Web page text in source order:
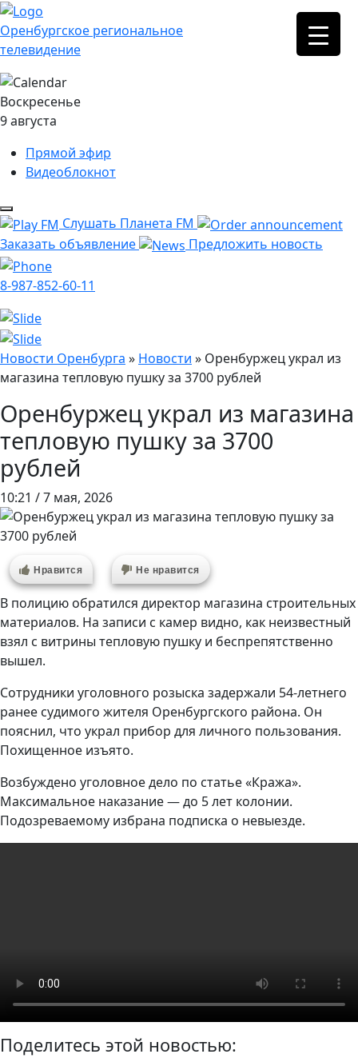
Оренбургское региональное
телевидение
Воскресенье
9 августа
Прямой эфир
Видеоблокнот
Слушать Планета FM
Заказать объявление
Предложить новость
8-987-852-60-11
Новости Оренбурга » Новости » Оренбуржец украл из
магазина тепловую пушку за 3700 рублей
Оренбуржец украл из магазина
тепловую пушку за 3700
рублей
10:21 / 7 мая, 2026
Нравится Не нравится
В полицию обратился директор магазина строительных
материалов. На записи с камер видно, как неизвестный
взял с витрины тепловую пушку и беспрепятственно
вышел.
Сотрудники уголовного розыска задержали 54-летнего
ранее судимого жителя Оренбургского района. Он
пояснил, что украл прибор для личного пользования.
Похищенное изъято.
Возбуждено уголовное дело по статье «Кража».
Максимальное наказание — до 5 лет колонии.
Подозреваемому избрана подписка о невыезде.
Поделитесь этой новостью: